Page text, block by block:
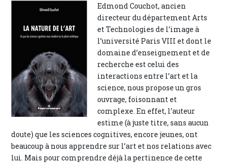
Edmond Couchot, ancien
directeur du département Arts
et Technologies de l’image à
l’université Paris VIII et dont le
domaine d’enseignement et de
recherche est celui des
interactions entre l’art et la
science, nous propose un gros
ouvrage, foisonnant et
complexe. En effet, l’auteur
estime (à juste titre, sans aucun
doute) que les sciences cognitives, encore jeunes, ont
beaucoup à nous apprendre sur l’art et nos relations avec
lui. Mais pour comprendre déjà la pertinence de cette